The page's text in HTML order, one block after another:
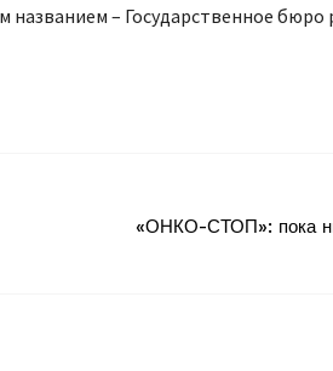
– Государственное бюро
«ОНКО-СТОП»: пока